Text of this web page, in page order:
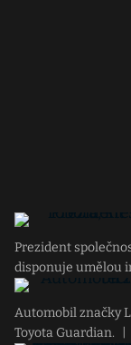
Prezident
disponuje umělou
Automobil značky
Toyota Guardian.